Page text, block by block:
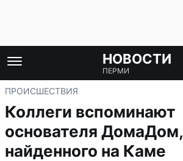
НОВОСТИ
ПЕРМИ
ПРОИСШЕСТВИЯ
Коллеги вспоминают
основателя ДомаДом,
найденного на Каме